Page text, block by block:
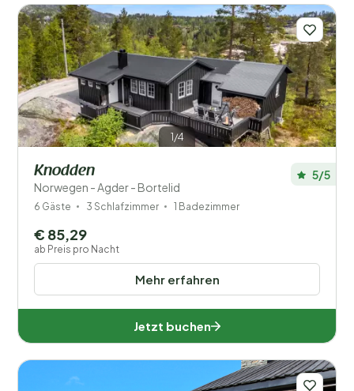
1/4
Knodden
Norwegen - Agder - Bortelid
5/5
6 Gäste 3 Schlafzimmer 1 Badezimmer
Mehr erfahren
€ 85,29
ab Preis pro Nacht
Jetzt buchen